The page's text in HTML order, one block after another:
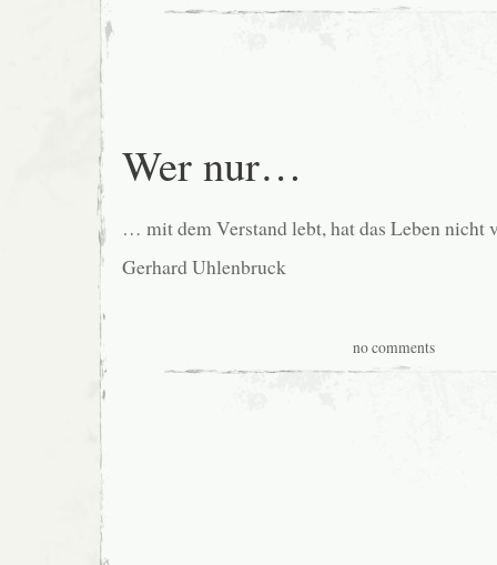
Wer nur…
… mit dem Verstand lebt, hat das Leben nicht
Gerhard Uhlenbruck
no comments